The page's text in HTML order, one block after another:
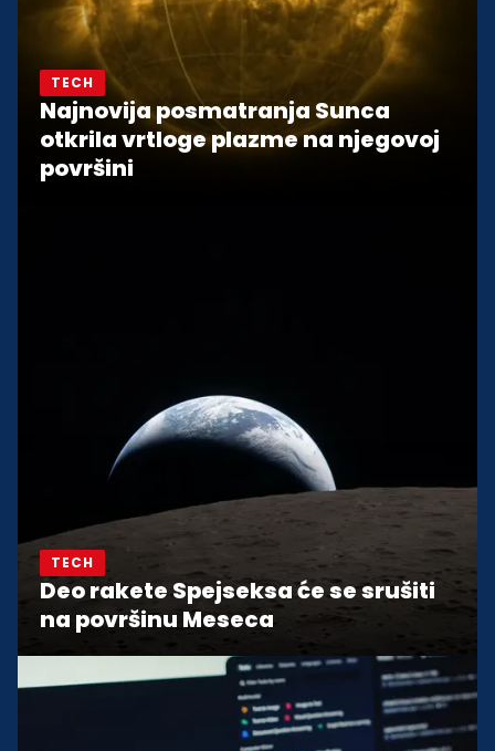
TECH
Najnovija posmatranja Sunca
otkrila vrtloge plazme na njegovoj
površini
TECH
Deo rakete Spejseksa će se srušiti
na površinu Meseca